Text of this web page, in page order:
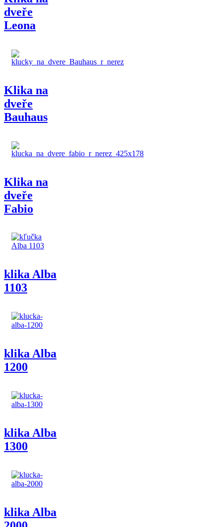
dveře
Leona
Klika na
dveře
Bauhaus
Klika na
dveře
Fabio
klika Alba
1103
klika Alba
1200
klika Alba
1300
klika Alba